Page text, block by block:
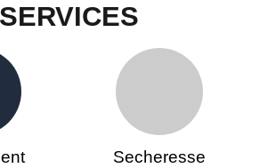
SERVICES
Secheresse